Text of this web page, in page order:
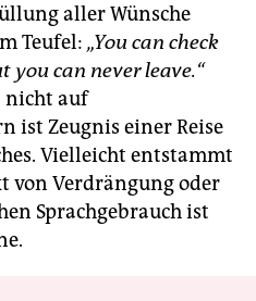
aller Wünsche
Teufel: „You can check
can never leave.“
nicht auf
ist Zeugnis einer Reise
Vielleicht entstammt
von Verdrängung oder
Sprachgebrauch ist